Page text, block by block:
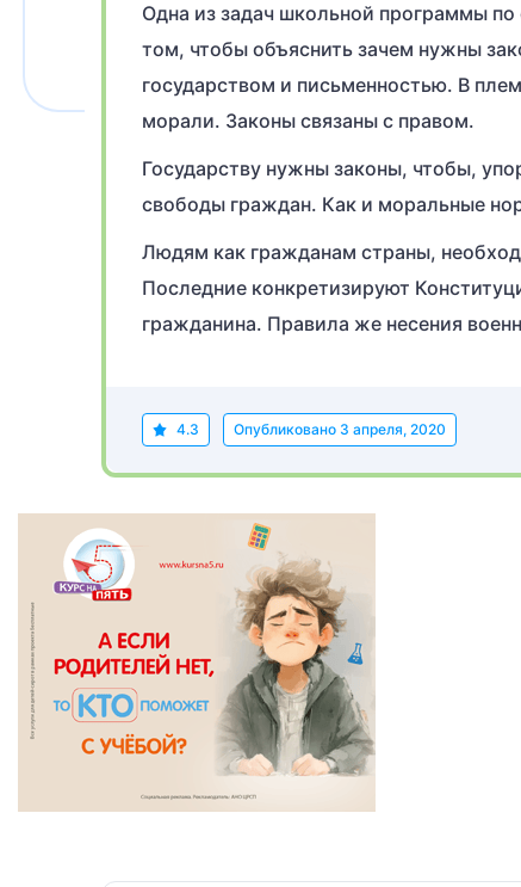
Одна из задач школьной программы
том, чтобы объяснить зачем нужны
государством и письменностью. В
морали. Законы связаны с правом.
Государству нужны законы, чтобы,
свободы граждан. Как и моральные
Людям как гражданам страны,
Последние конкретизируют
гражданина. Правила же несения
4.3 Опубликовано 3 апреля, 2020